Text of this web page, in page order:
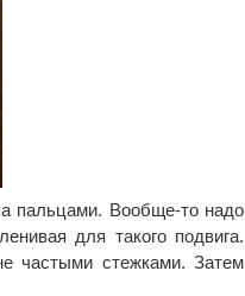
пальцами. Вообще-то надо
для такого подвига.
частыми стежками. Затем